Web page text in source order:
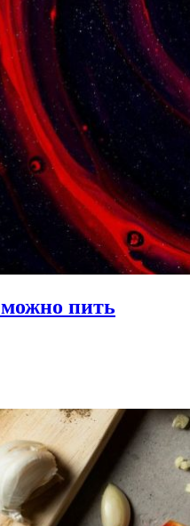
можно пить